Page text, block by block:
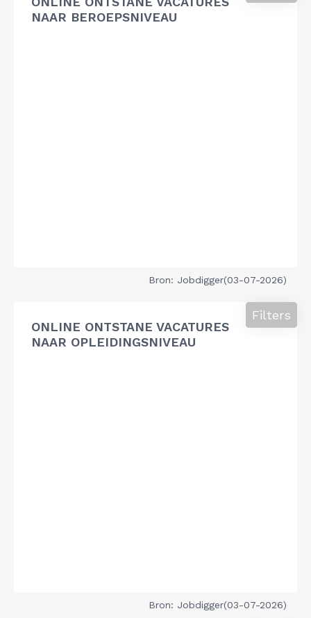
NAAR BEROEPSNIVEAU
Bron: Jobdigger(03-07-2026)
ONLINE ONTSTANE VACATURES
NAAR OPLEIDINGSNIVEAU
Filters
Bron: Jobdigger(03-07-2026)